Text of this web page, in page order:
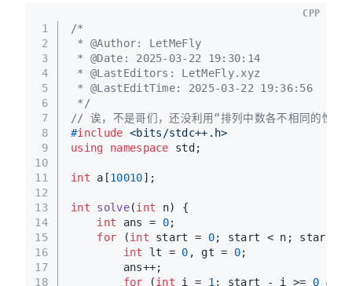
1
2
3
4
5
6
7
8
9
10
11
12
13
14
15
16
17
18
/*
* @Author: LetMeFly
* @Date: 2025-03-22 19:30:14
* @LastEditors: LetMeFly.xyz
* @LastEditTime: 2025-03-22 19:36:56
*/
// 诶，不是哥们，还没利用“排列中数各不相同的性质”
#include <bits/stdc++.h>
using
namespace std;
int a[10010];
int solve(int n)
{
int ans = 0;
for (int start = 0; start < n;
int lt = 0 , gt = 0;
        ans++;
for (int i = 1 ; start - i >= 0 &&
CPP